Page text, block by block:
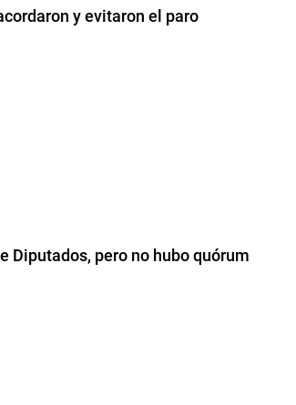
y evitaron el paro
Diputados, pero no hubo quórum